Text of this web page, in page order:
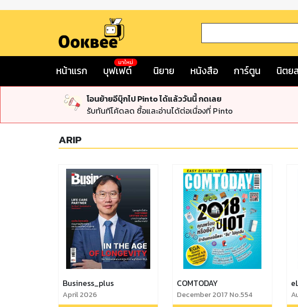
หน้าแรก บุฟเฟต์
มาใหม่
นิยาย หนังสือ การ์ตูน นิตย
โอนย้ายอีบุ๊กไป Pinto ได้แล้ววันนี้ กดเลย
รับทันทีโค้ดลด ซื้อและอ่านได้ต่อเนื่องที่ Pinto
ARIP
Business_plus
April 2026
COMTODAY
December 2017 No.554